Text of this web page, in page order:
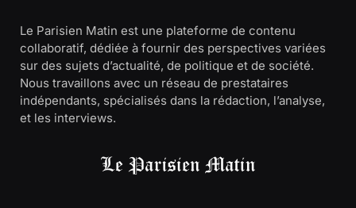
Le Parisien Matin est une plateforme de contenu
collaboratif, dédiée à fournir des perspectives variées
sur des sujets d’actualité, de politique et de société.
Nous travaillons avec un réseau de prestataires
indépendants, spécialisés dans la rédaction, l’analyse,
et les interviews.